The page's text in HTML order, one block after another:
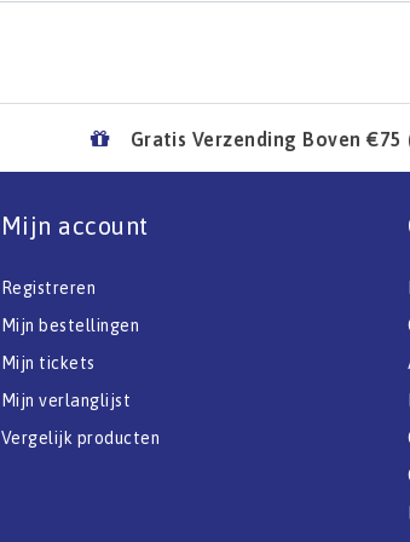
Gratis Verzending Boven
Mijn account
Registreren
Mijn bestellingen
Mijn tickets
Mijn verlanglijst
Vergelijk producten